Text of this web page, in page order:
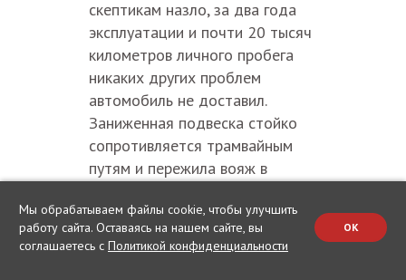
скептикам назло, за два года
эксплуатации и почти 20 тысяч
километров личного пробега
никаких других проблем
автомобиль не доставил.
Заниженная подвеска стойко
сопротивляется трамвайным
путям и пережила вояж в
салон не разваливается.
Ежедневная
Мы обрабатываем файлы cookie, чтобы улучшить
работу сайта. Оставаясь на нашем сайте, вы
соглашаетесь с Политикой конфиденциальности
OK